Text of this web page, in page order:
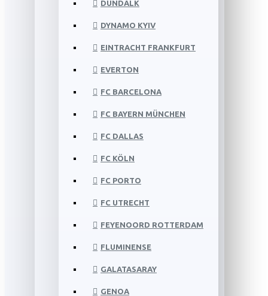
DUNDALK
DYNAMO KYIV
EINTRACHT FRANKFURT
EVERTON
FC BARCELONA
FC BAYERN MÜNCHEN
FC DALLAS
FC KÖLN
FC PORTO
FC UTRECHT
FEYENOORD ROTTERDAM
FLUMINENSE
GALATASARAY
GENOA